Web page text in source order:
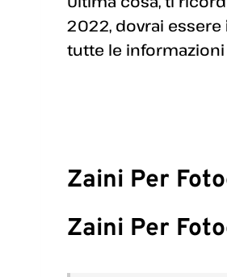
2022, dovrai essere
tutte le
Zaini Per
Zaini Per